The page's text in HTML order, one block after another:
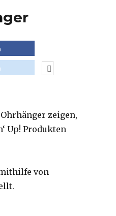
zeigen,
Up! Produkten
von